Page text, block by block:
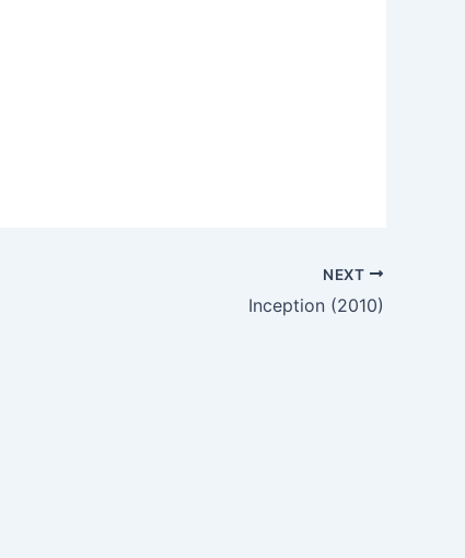
NEXT
Inception (2010)